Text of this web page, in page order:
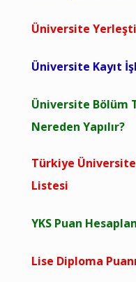
Üniversite
Üniversite Kayıt
Üniversite Bölüm
Nereden Yapılır?
Türkiye
Listesi
YKS Puan
Lise Diploma